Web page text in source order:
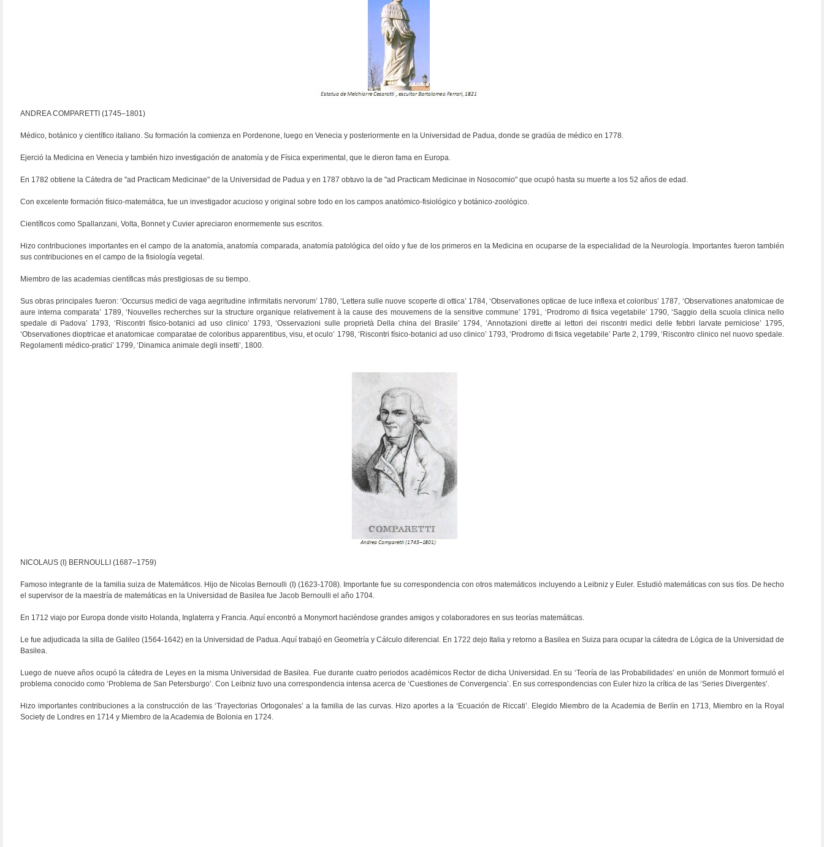
ANDREA COMPARETTI (1745–1801)
Médico, botánico y científico italiano. Su formación la comienza en Pordenone, luego en Venecia y posteriormente en la Universidad de Padua, donde se gradúa de médico en 1778.
Ejerció la Medicina en Venecia y también hizo investigación de anatomía y de Física experimental, que le dieron fama en Europa.
En 1782 obtiene la Cátedra de "ad Practicam Medicinae" de la Universidad de Padua y en 1787 obtuvo la de "ad Practicam Medicinae in Nosocomio" que ocupó hasta su muerte a los 52 años de edad.
Con excelente formación físico-matemática, fue un investigador acucioso y original sobre todo en los campos anatómico-fisiológico y botánico-zoológico.
Científicos como Spallanzani, Volta, Bonnet y Cuvier apreciaron enormemente sus escritos.
Hizo contribuciones importantes en el campo de la anatomía, anatomía comparada, anatomía patológica del oído y fue de los primeros en la Medicina en ocuparse de la especialidad de la Neurología. Importantes fueron también
sus contribuciones en el campo de la fisiología vegetal.
Miembro de las academias científicas más prestigiosas de su tiempo.
Sus obras principales fueron: ‘Occursus medici de vaga aegritudine infirmitatis nervorum’ 1780, ‘Lettera sulle nuove scoperte di ottica’ 1784, ‘Observationes opticae de luce inflexa et coloribus’ 1787, ‘Observationes anatomicae de
aure interna comparata’ 1789, ‘Nouvelles recherches sur la structure organique relativement à la cause des mouvemens de la sensitive commune’ 1791, ‘Prodromo di fisica vegetabile’ 1790, ‘Saggio della scuola clinica nello
spedale di Padova’ 1793, ‘Riscontri físico-botanici ad uso clinico’ 1793, ‘Osservazioni sulle proprietà Della china del Brasile’ 1794, ‘Annotazioni dirette ai lettori dei riscontri medici delle febbri larvate perniciose’ 1795,
‘Observationes dioptricae et anatomicae comparatae de coloribus apparentibus, visu, et oculo’ 1798, ‘Riscontri físico-botanici ad uso clinico’ 1793, ‘Prodromo di fisica vegetabile’ Parte 2, 1799, ‘Riscontro clinico nel nuovo spedale.
Regolamenti médico-pratici’ 1799, ‘Dinamica animale degli insetti’, 1800.
NICOLAUS (I) BERNOULLI (1687–1759)
Famoso integrante de la familia suiza de Matemáticos. Hijo de Nicolas Bernoulli (I) (1623-1708). Importante fue su correspondencia con otros matemáticos incluyendo a Leibniz y Euler. Estudió matemáticas con sus tíos. De hecho
el supervisor de la maestría de matemáticas en la Universidad de Basilea fue Jacob Bernoulli el año 1704.
En 1712 viajo por Europa donde visito Holanda, Inglaterra y Francia. Aquí encontró a Monymort haciéndose grandes amigos y colaboradores en sus teorías matemáticas.
Le fue adjudicada la silla de Galileo (1564-1642) en la Universidad de Padua. Aquí trabajó en Geometría y Cálculo diferencial. En 1722 dejo Italia y retorno a Basilea en Suiza para ocupar la cátedra de Lógica de la Universidad de
Basilea.
Luego de nueve años ocupó la cátedra de Leyes en la misma Universidad de Basilea. Fue durante cuatro periodos académicos Rector de dicha Universidad. En su ‘Teoría de las Probabilidades’ en unión de Monmort formuló el
problema conocido como ‘Problema de San Petersburgo’. Con Leibniz tuvo una correspondencia intensa acerca de ‘Cuestiones de Convergencia’. En sus correspondencias con Euler hizo la crítica de las ‘Series Divergentes’.
Hizo importantes contribuciones a la construcción de las ‘Trayectorias Ortogonales’ a la familia de las curvas. Hizo aportes a la ‘Ecuación de Riccati’. Elegido Miembro de la Academia de Berlín en 1713, Miembro en la Royal
Society de Londres en 1714 y Miembro de la Academia de Bolonia en 1724.